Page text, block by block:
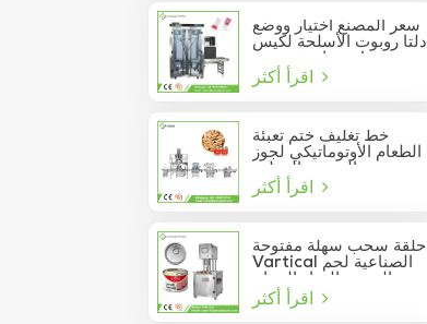
سعر المصنع اختيار ووضع
دلتا روبوت الأسلحة لكيس
خط تغليف ختم تعبئة
الطعام الأوتوماتيكي لجوز
الصنوبر المعلب
حلقة سحب سهلة مفتوحة
Vartical الصناعية لحم
الخنزير الغداء الدجاج
صدور اللحوم الغذاء يمكن
فراغ آلة ختم